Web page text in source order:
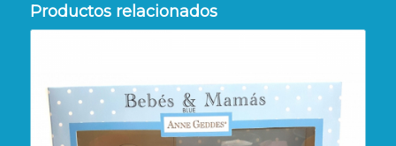
Productos relacionados